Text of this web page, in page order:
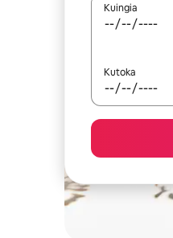
Kuingia
Kutoka